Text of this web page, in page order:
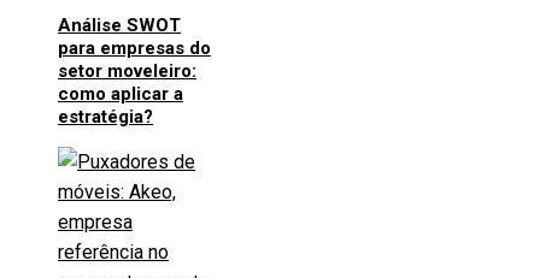
Análise SWOT
para empresas do
setor moveleiro:
como aplicar a
estratégia?